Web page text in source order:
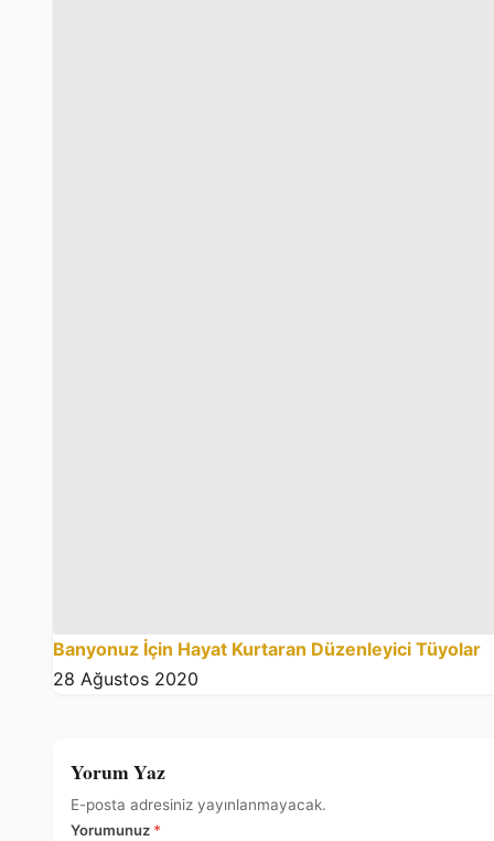
Banyonuz İçin Hayat Kurtaran Düzenleyici Tüyolar
28 Ağustos 2020
Yorum Yaz
E-posta adresiniz yayınlanmayacak.
Yorumunuz *